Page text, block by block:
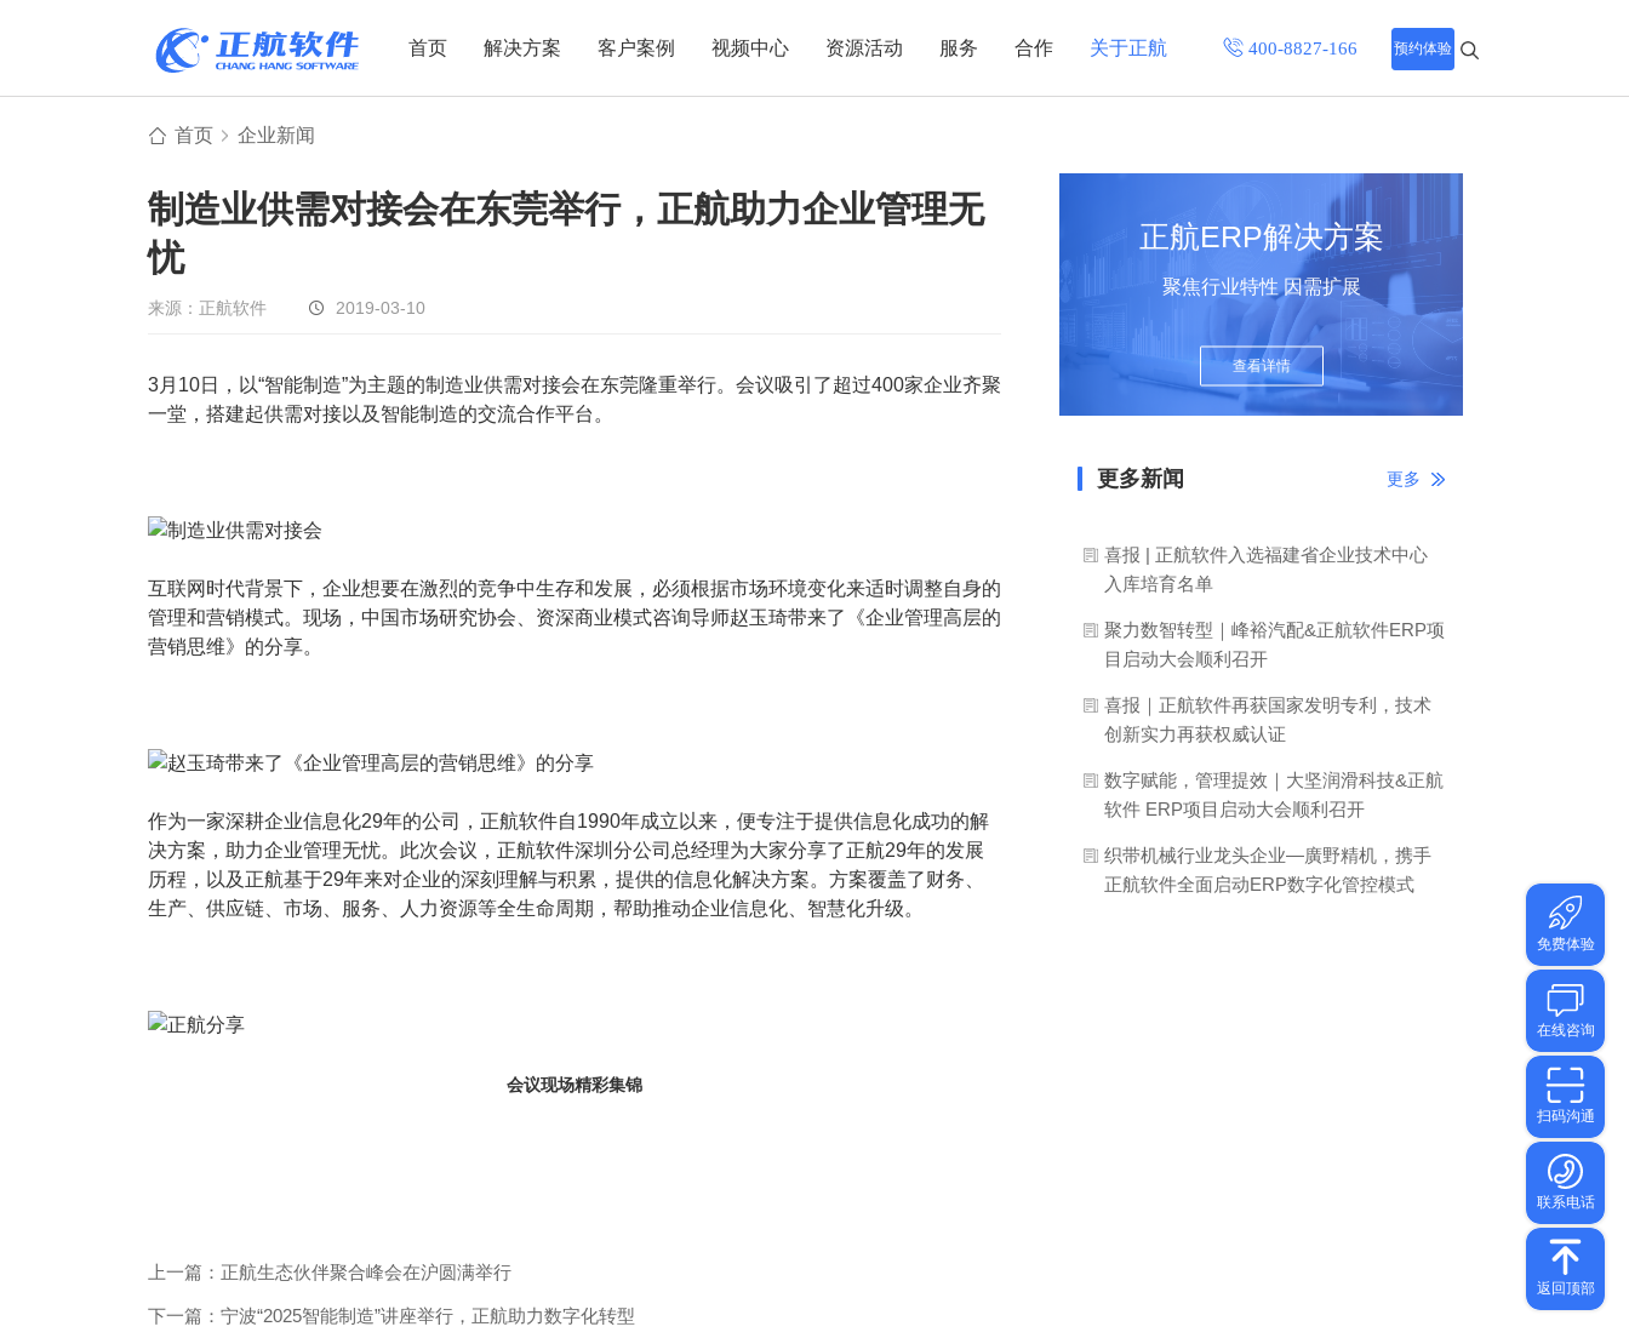
首页 解决方案
设备制造
家用电器
装备制造
机械行业
塑胶加工
智能制造
查看更多>
电子贸易
IC贸易行业
项目型接单
工业设备贸易
生产管理
成本核算
进销存管理
APS排程
智能物流
替代料管理
客户案例
机电设备 家用电器 电子制造
视频中心 资源活动
市场活动
服务
售后服务
合作 关于正航
正航简介
联系正航
网站导航
预约体验
首页 企业新闻
制造业供需对接会在东莞举行，正航助力企业管理无
忧
来源：正航软件 2019-03-10
3月10日，以“智能制造”为主题的制造业供需对接会在东莞隆重举行。会议吸引了超过400家企业齐聚
一堂，搭建起供需对接以及智能制造的交流合作平台。
互联网时代背景下，企业想要在激烈的竞争中生存和发展，必须根据市场环境变化来适时调整自身的
管理和营销模式。现场，中国市场研究协会、资深商业模式咨询导师赵玉琦带来了《企业管理高层的
营销思维》的分享。
作为一家深耕企业信息化29年的公司，正航软件自1990年成立以来，便专注于提供信息化成功的解
决方案，助力企业管理无忧。此次会议，正航软件深圳分公司总经理为大家分享了正航29年的发展
历程，以及正航基于29年来对企业的深刻理解与积累，提供的信息化解决方案。方案覆盖了财务、
生产、供应链、市场、服务、人力资源等全生命周期，帮助推动企业信息化、智慧化升级。
会议现场精彩集锦
上一篇：正航生态伙伴聚合峰会在沪圆满举行
下一篇：宁波“2025智能制造”讲座举行，正航助力数字化转型
正航ERP解决方案
聚焦行业特性 因需扩展
查看详情
更多新闻 更多
喜报 | 正航软件入选福建省企业技术中心
入库培育名单
聚力数智转型｜峰裕汽配&正航软件ERP项
目启动大会顺利召开
喜报｜正航软件再获国家发明专利，技术
创新实力再获权威认证
数字赋能，管理提效｜大坚润滑科技&正航
软件 ERP项目启动大会顺利召开
织带机械行业龙头企业—廣野精机，携手
正航软件全面启动ERP数字化管控模式